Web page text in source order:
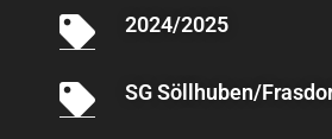
2024/2025
SG Söllhuben/